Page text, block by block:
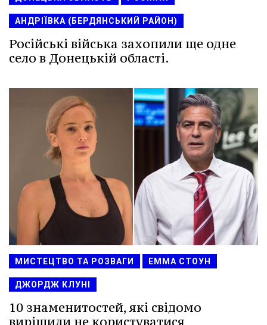
АНДРІЇВКА (БЕРДЯНСЬКИЙ РАЙОН)
Російські війська захопили ще одне
село в Донецькій області.
МИСТЕЦТВО ТА РОЗВАГИ ЕММА СТОУН
ДЖОРДЖ КЛУНІ
10 знаменитостей, які свідомо